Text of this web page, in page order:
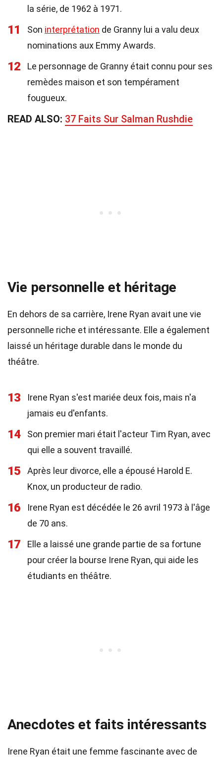
la série, de 1962 à 1971.
11 Son interprétation de Granny lui a valu deux
nominations aux Emmy Awards.
12
Le personnage de Granny était connu pour ses
remèdes maison et son tempérament
fougueux.
READ ALSO: 37 Faits Sur Salman Rushdie
Vie personnelle et héritage
En dehors de sa carrière, Irene Ryan avait une vie
personnelle riche et intéressante. Elle a également
laissé un héritage durable dans le monde du
théâtre.
13
Irene Ryan s'est mariée deux fois, mais n'a
jamais eu d'enfants.
14
Son premier mari était l'acteur Tim Ryan, avec
qui elle a souvent travaillé.
15
Après leur divorce, elle a épousé Harold E.
Knox, un producteur de radio.
16
Irene Ryan est décédée le 26 avril 1973 à l'âge
de 70 ans.
17
Elle a laissé une grande partie de sa fortune
pour créer la bourse Irene Ryan, qui aide les
étudiants en théâtre.
Anecdotes et faits intéressants
Irene Ryan était une femme fascinante avec de